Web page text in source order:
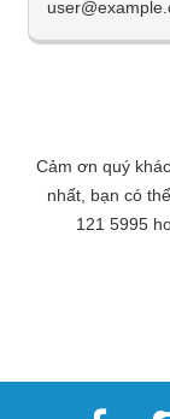
Cảm ơn quý
nhất, bạn có
121 5995